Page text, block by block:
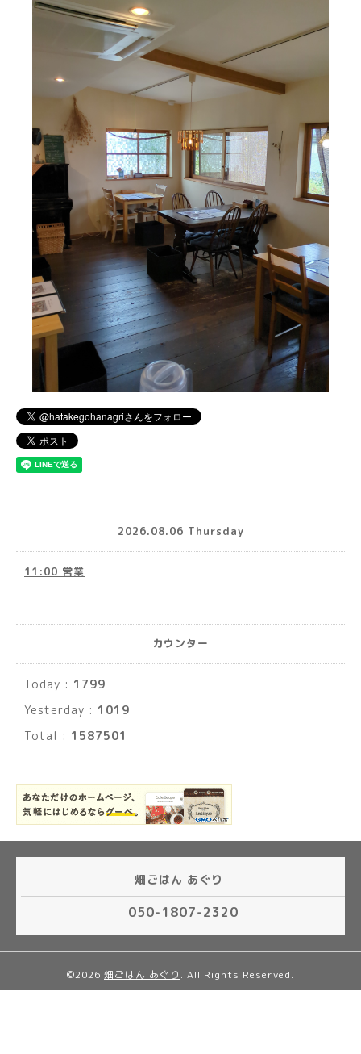
2026.08.06 Thursday
11:00 営業
カウンター
Today : 1799
Yesterday : 1019
Total : 1587501
畑ごはん あぐり
050-1807-2320
©2026 畑ごはん あぐり . All Rights Reserved.